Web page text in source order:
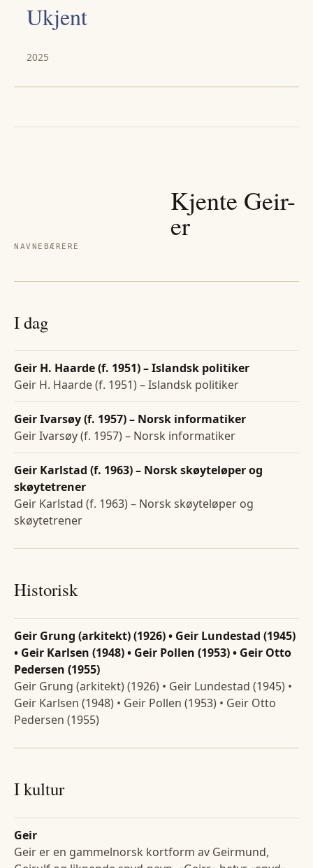
Ukjent
2025
NAVNEBÆRERE
Kjente Geir-
er
I dag
Geir H. Haarde (f. 1951) – Islandsk politiker
Geir H. Haarde (f. 1951) – Islandsk politiker
Geir Ivarsøy (f. 1957) – Norsk informatiker
Geir Ivarsøy (f. 1957) – Norsk informatiker
Geir Karlstad (f. 1963) – Norsk skøyteløper og
skøytetrener
Geir Karlstad (f. 1963) – Norsk skøyteløper og
skøytetrener
Historisk
Geir Grung (arkitekt) (1926) • Geir Lundestad (1945)
• Geir Karlsen (1948) • Geir Pollen (1953) • Geir Otto
Pedersen (1955)
Geir Grung (arkitekt) (1926) • Geir Lundestad (1945) •
Geir Karlsen (1948) • Geir Pollen (1953) • Geir Otto
Pedersen (1955)
I kultur
Geir
Geir er en gammelnorsk kortform av Geirmund,